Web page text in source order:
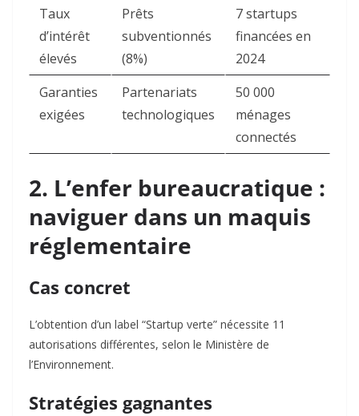
Taux
d’intérêt
élevés
Prêts
subventionnés
(8%)
7 startups
financées en
2024
Garanties
exigées
Partenariats
technologiques
50 000
ménages
connectés
2. L’enfer bureaucratique :
naviguer dans un maquis
réglementaire
Cas concret
L’obtention d’un label “Startup verte” nécessite 11
autorisations différentes, selon le Ministère de
l’Environnement.
Stratégies gagnantes